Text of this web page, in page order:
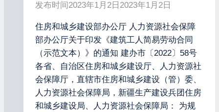
发布时间2023年1月2日 2023年1月2日
住房和城乡建设部办公厅 人力资源社会保障
部办公厅关于印发《建筑工人简易劳动合同
（示范文本）》的通知 建办市〔2022〕58号
各省、自治区住房和城乡建设厅、人力资源社
会保障厅，直辖市住房和城乡建设（管）委、
人力资源社会保障局，新疆生产建设兵团住房
和城乡建设局、人力资源社会保障局： 为规